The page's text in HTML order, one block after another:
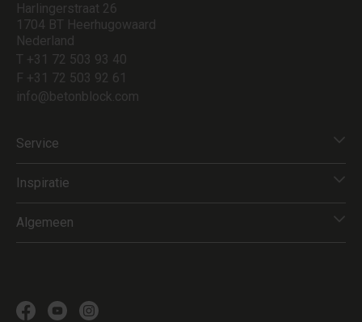
Harlingerstraat 26
1704 BT Heerhugowaard
Nederland
T +31 72 503 93 40
F +31 72 503 92 61
info@betonblock.com
Service
Inspiratie
Algemeen